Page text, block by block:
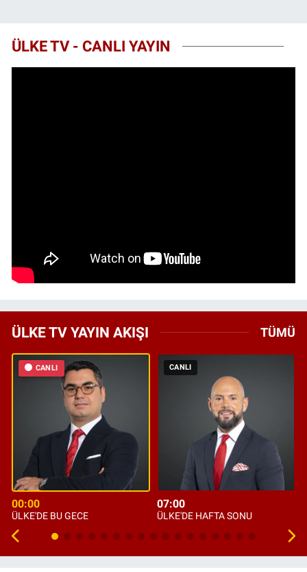
ÜLKE TV - CANLI YAYIN
ÜLKE TV YAYIN AKIŞI TÜMÜ
CANLI
00:00
ÜLKE'DE BU GECE
CANLI
07:00
ÜLKE'DE HAFTA SONU